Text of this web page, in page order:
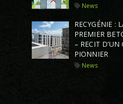
News
RECYGÉNIE :
PREMIER
– RECIT D’UN
PIONNIER
News